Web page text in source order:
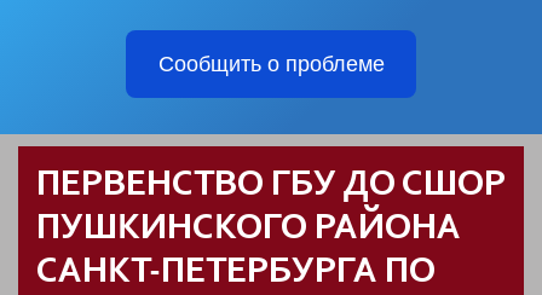
Сообщить о проблеме
ПЕРВЕНСТВО ГБУ ДО СШОР
ПУШКИНСКОГО РАЙОНА
САНКТ-ПЕТЕРБУРГА ПО